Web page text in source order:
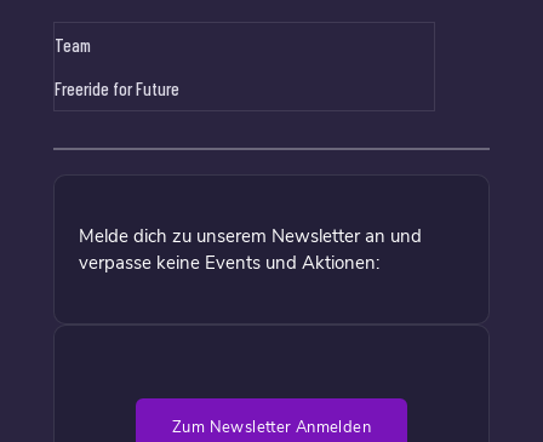
Team
Freeride for Future
Melde dich zu unserem Newsletter an und
verpasse keine Events und Aktionen:
Zum Newsletter Anmelden